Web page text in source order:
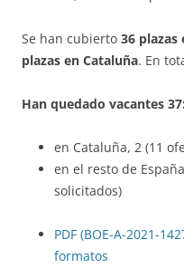
Se han cubierto 36 plazas
plazas en Cataluña. En
Han quedado vacantes 37:
en Cataluña, 2 (11
en el resto de
solicitados)
PDF (BOE-A-2021-
formatos